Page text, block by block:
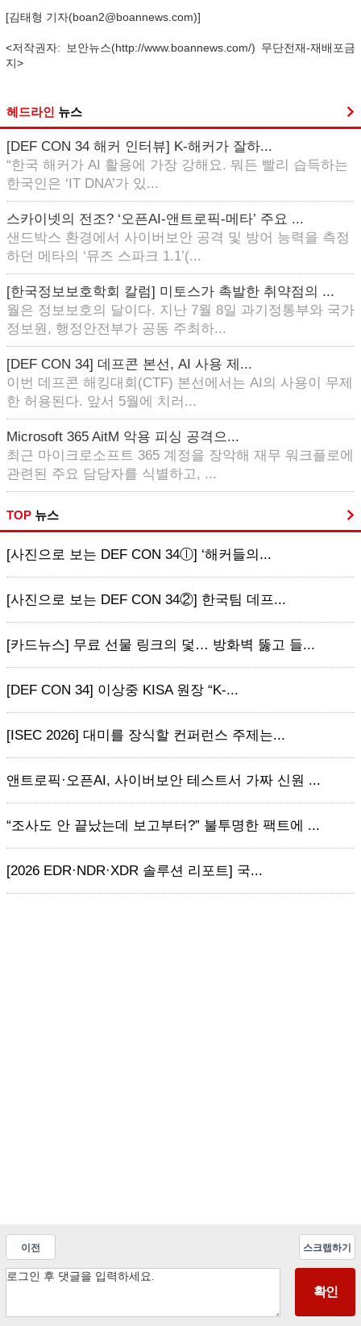
[김태형 기자(boan2@boannews.com)]
<저작권자: 보안뉴스(http://www.boannews.com/) 무단전재-재배포금
지>
헤드라인 뉴스
[DEF CON 34 해커 인터뷰] K-해커가 잘하...
“한국 해커가 AI 활용에 가장 강해요. 뭐든 빨리 습득하는
한국인은 ‘IT DNA’가 있...
스카이넷의 전조? ‘오픈AI-앤트로픽-메타’ 주요 ...
샌드박스 환경에서 사이버보안 공격 및 방어 능력을 측정
하던 메타의 ‘뮤즈 스파크 1.1’(...
[한국정보보호학회 칼럼] 미토스가 촉발한 취약점의 ...
월은 정보보호의 달이다. 지난 7월 8일 과기정통부와 국가
정보원, 행정안전부가 공동 주최하...
[DEF CON 34] 데프콘 본선, AI 사용 제...
이번 데프콘 해킹대회(CTF) 본선에서는 AI의 사용이 무제
한 허용된다. 앞서 5월에 치러...
Microsoft 365 AitM 악용 피싱 공격으...
최근 마이크로소프트 365 계정을 장악해 재무 워크플로에
관련된 주요 담당자를 식별하고, ...
TOP 뉴스
[사진으로 보는 DEF CON 34ⓛ] ‘해커들의...
[사진으로 보는 DEF CON 34②] 한국팀 데프...
[카드뉴스] 무료 선물 링크의 덫… 방화벽 뚫고 들...
[DEF CON 34] 이상중 KISA 원장 “K-...
[ISEC 2026] 대미를 장식할 컨퍼런스 주제는...
앤트로픽·오픈AI, 사이버보안 테스트서 가짜 신원 ...
“조사도 안 끝났는데 보고부터?” 불투명한 팩트에 ...
[2026 EDR·NDR·XDR 솔루션 리포트] 국...
이전 스크랩하기